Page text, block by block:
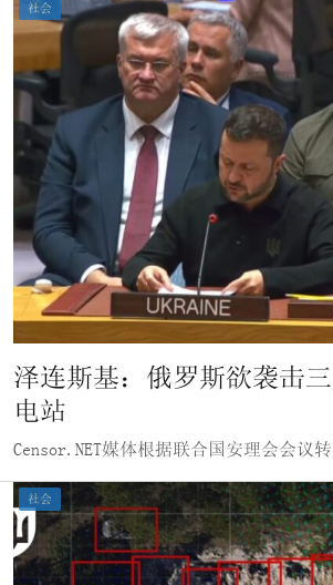
社会
泽连斯基：俄罗斯欲袭击
电站
Censor.NET媒体根据联合国安理会会议
社会